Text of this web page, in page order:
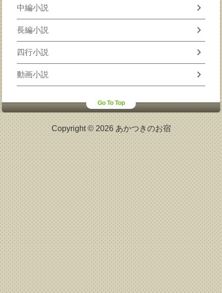
中編小説 chevron_right
長編小説 chevron_right
四行小説 chevron_right
動画小説 chevron_right
Go To Top
Copyright © 2026 あかつきのお宿